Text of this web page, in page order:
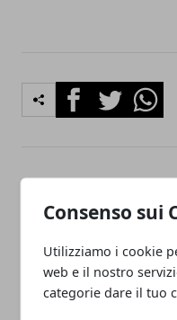
Consenso sui
Utilizziamo i cookie
web e il nostro
categorie dare il tuo
FacebookTwitter
Olio taggiasco: principali
prodotto